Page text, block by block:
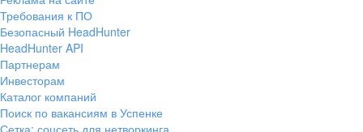
Требования к ПО
Безопасный HeadHunter
HeadHunter API
Партнерам
Инвесторам
Каталог компаний
Поиск по вакансиям в Успенке